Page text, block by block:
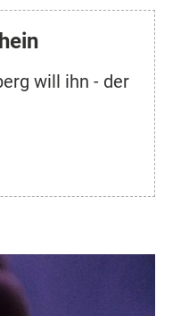
will ihn - der